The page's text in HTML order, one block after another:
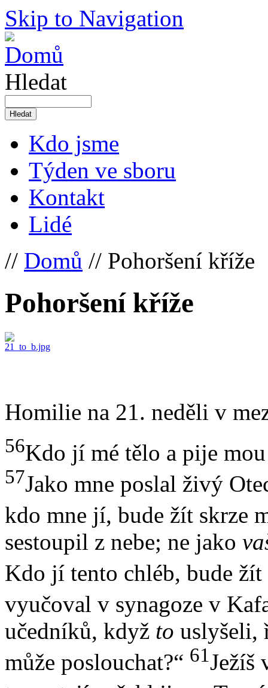
Skip to Navigation
Hledat
Kdo jsme
Týden ve sboru
Kontakt
Lidé
// Domů // Pohoršení kříže
Pohoršení kříže
Homilie na 21. neděli v
56Kdo jí mé tělo a pije
57Jako mne poslal živý
kdo mne jí, bude žít skrze
sestoupil z nebe; ne jako
Kdo jí tento chléb, bude
vyučoval v synagoze v
učedníků, když to uslyšeli,
může poslouchat?“ 61Ježíš